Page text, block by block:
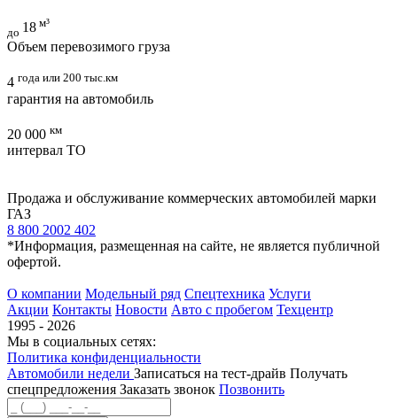
до 18 м³
Объем перевозимого груза
4 года или 200 тыс.км
гарантия на автомобиль
20 000 км
интервал ТО
Продажа и обслуживание коммерческих автомобилей марки
ГАЗ
8 800 2002 402
*Информация, размещенная на сайте, не является публичной
офертой.
О компании Модельный ряд Спецтехника Услуги
Акции Контакты Новости Авто с пробегом Техцентр
1995 - 2026
Мы в социальных сетях:
Политика конфиденциальности
Автомобили недели Записаться на тест-драйв Получать
спецпредложения Заказать звонок Позвонить